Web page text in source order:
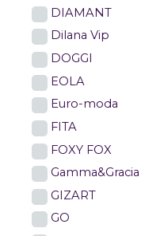
DIAMANT
Dilana Vip
DOGGI
EOLA
Euro-moda
FITA
FOXY FOX
Gamma&Gracia
GIZART
GO